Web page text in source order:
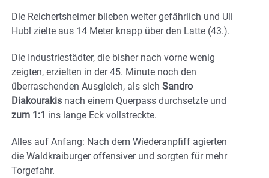
Die Reichertsheimer blieben weiter gefährlich und Uli
Hubl zielte aus 14 Meter knapp über den Latte (43.).
Die Industriestädter, die bisher nach vorne wenig
zeigten, erzielten in der 45. Minute noch den
überraschenden Ausgleich, als sich Sandro
Diakourakis nach einem Querpass durchsetzte und
zum 1:1 ins lange Eck vollstreckte.
Alles auf Anfang: Nach dem Wiederanpfiff agierten
die Waldkraiburger offensiver und sorgten für mehr
Torgefahr.